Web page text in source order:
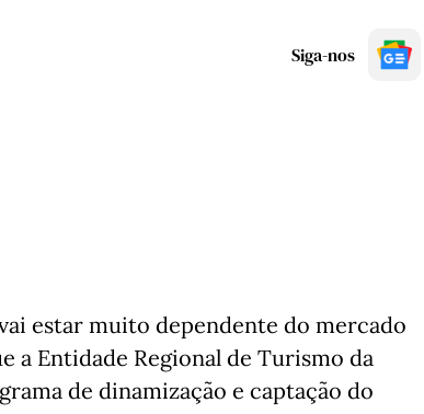
Siga-nos
estar muito dependente do mercado
a Entidade Regional de Turismo da
de dinamização e captação do